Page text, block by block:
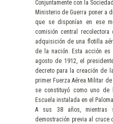
Conjuntamente con la
Ministerio de Guerra poner a
que se disponían en ese
comisión central
adquisición de una flotilla
de la nación. Esta acción
agosto de 1912, el
decreto para la creación de
primer Fuerza Aérea Militar
se constituyó como uno
Escuela instalada en el
A sus 38 años, mientras
demostración previa al cruce